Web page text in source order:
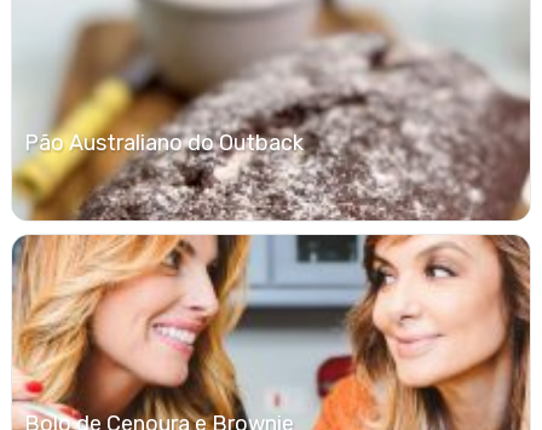
Pão Australiano do Outback
Bolo de Cenoura e Brownie